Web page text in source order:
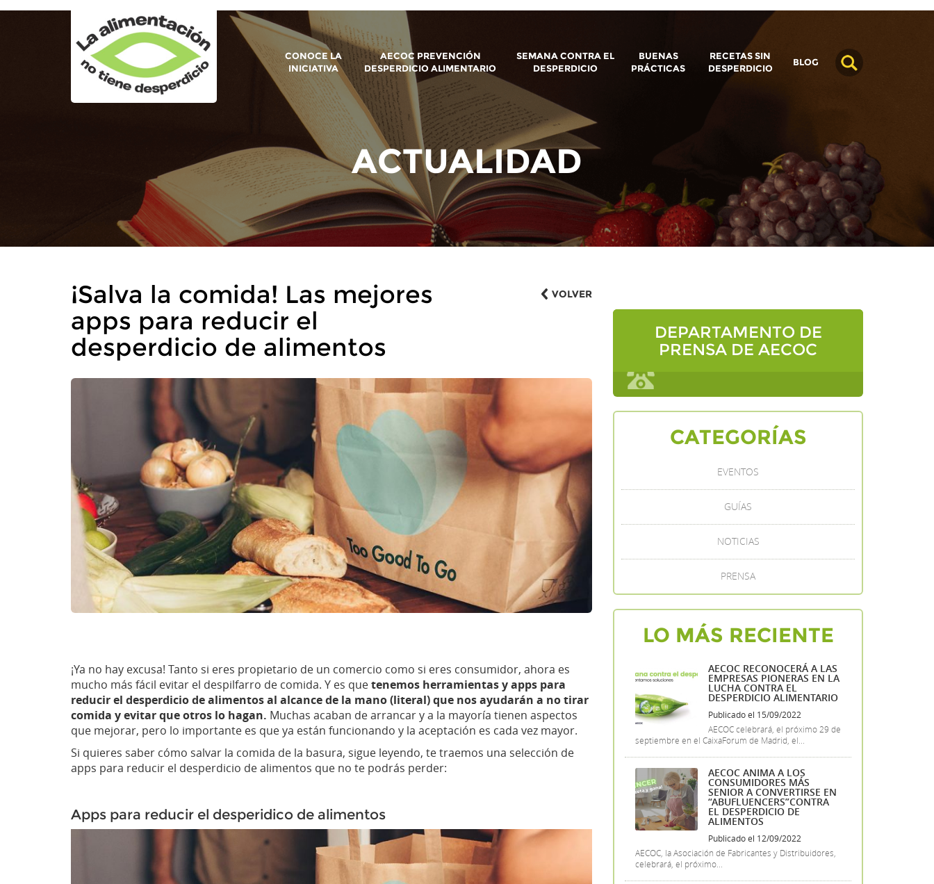
CONOCE LA
INICIATIVA
AECOC PREVENCIÓN
DESPERDICIO ALIMENTARIO
SEMANA CONTRA EL
DESPERDICIO
BUENAS
PRÁCTICAS
RECETAS SIN
DESPERDICIO
BLOG
ACTUALIDAD
¡Salva la comida! Las mejores
apps para reducir el
desperdicio de alimentos
VOLVER
¡Ya no hay excusa! Tanto si eres propietario de un comercio como si eres consumidor, ahora es
mucho más fácil evitar el despilfarro de comida. Y es quetenemos herramientas y apps para
reducir el desperdicio de alimentos al alcance de la mano (literal) que nos ayudarán a no tirar
comida y evitar que otros lo hagan. Muchas acaban de arrancar y a la mayoría tienen aspectos
que mejorar, pero lo importante es que ya están funcionando y la aceptación es cada vez mayor.
Si quieres saber cómo salvar la comida de la basura, sigue leyendo, te traemos una selección de
apps para reducir el desperdicio de alimentos que no te podrás perder:
Apps para reducir el desperidico de alimentos
DEPARTAMENTO DE
PRENSA DE AECOC
CATEGORÍAS
EVENTOS
GUÍAS
NOTICIAS
PRENSA
LO MÁS RECIENTE
AECOC RECONOCERÁ A LAS
EMPRESAS PIONERAS EN LA
LUCHA CONTRA EL
DESPERDICIO ALIMENTARIO
Publicado el 15/09/2022
AECOC celebrará, el próximo 29 de
septiembre en el CaixaForum de Madrid, el...
AECOC ANIMA A LOS
CONSUMIDORES MÁS
SENIOR A CONVERTIRSE EN
“ABUFLUENCERS”CONTRA
EL DESPERDICIO DE
ALIMENTOS
Publicado el 12/09/2022
AECOC, la Asociación de Fabricantes y Distribuidores,
celebrará, el próximo...